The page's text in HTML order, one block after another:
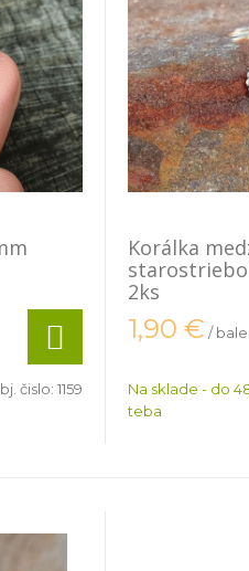
čislo: 1159
Korálka
2ks
1,90 € /
Na sklade - do
teba